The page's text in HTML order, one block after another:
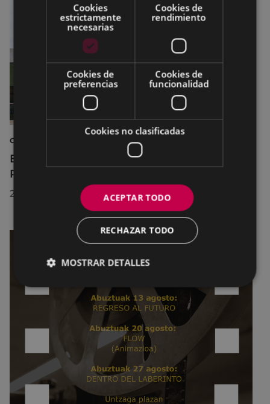
CULTURA
El Museo de la Industria Armera recibe el
Premio Delta Cultura a la Trayectoria 2026
23/07/2026
Cookies
estrictamente
necesarias
Cookies de
rendimiento
Cookies de
preferencias
Cookies de
funcionalidad
Cookies no clasificadas
ACEPTAR TODO
RECHAZAR TODO
MOSTRAR DETALLES